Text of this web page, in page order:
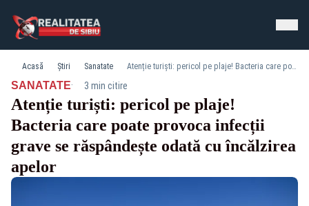
Acasă Știri Sanatate Atenție turiști: pericol pe plaje! Bacteria care poate provoca infecții grave se răspândește odată cu încălzirea apelor
SANATATE· 3 min citire
Atenție turiști: pericol pe plaje!
Bacteria care poate provoca infecții
grave se răspândește odată cu încălzirea
apelor